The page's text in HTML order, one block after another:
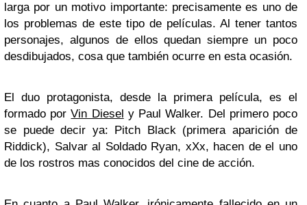
larga por un motivo importante: precisamente es uno de
los problemas de este tipo de películas. Al tener tantos
personajes, algunos de ellos quedan siempre un poco
desdibujados, cosa que también ocurre en esta ocasión.
El duo protagonista, desde la primera película, es el
formado porVin Diesel y Paul Walker. Del primero poco
se puede decir ya: Pitch Black (primera aparición de
Riddick), Salvar al Soldado Ryan, xXx, hacen de el uno
de los rostros mas conocidos del cine de acción.